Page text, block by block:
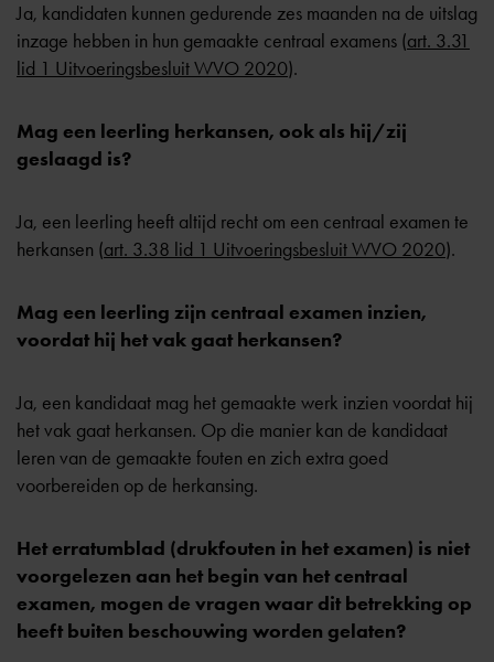
Ja, kandidaten kunnen gedurende zes maanden na de uitslag
inzage hebben in hun gemaakte centraal examens (art. 3.31
lid 1 Uitvoeringsbesluit WVO 2020).
Mag een leerling herkansen, ook als hij/zij
geslaagd is?
Ja, een leerling heeft altijd recht om een centraal examen te
herkansen (art. 3.38 lid 1 Uitvoeringsbesluit WVO 2020).
Mag een leerling zijn centraal examen inzien,
voordat hij het vak gaat herkansen?
Ja, een kandidaat mag het gemaakte werk inzien voordat hij
het vak gaat herkansen. Op die manier kan de kandidaat
leren van de gemaakte fouten en zich extra goed
voorbereiden op de herkansing.
Het erratumblad (drukfouten in het examen) is niet
voorgelezen aan het begin van het centraal
examen, mogen de vragen waar dit betrekking op
heeft buiten beschouwing worden gelaten?